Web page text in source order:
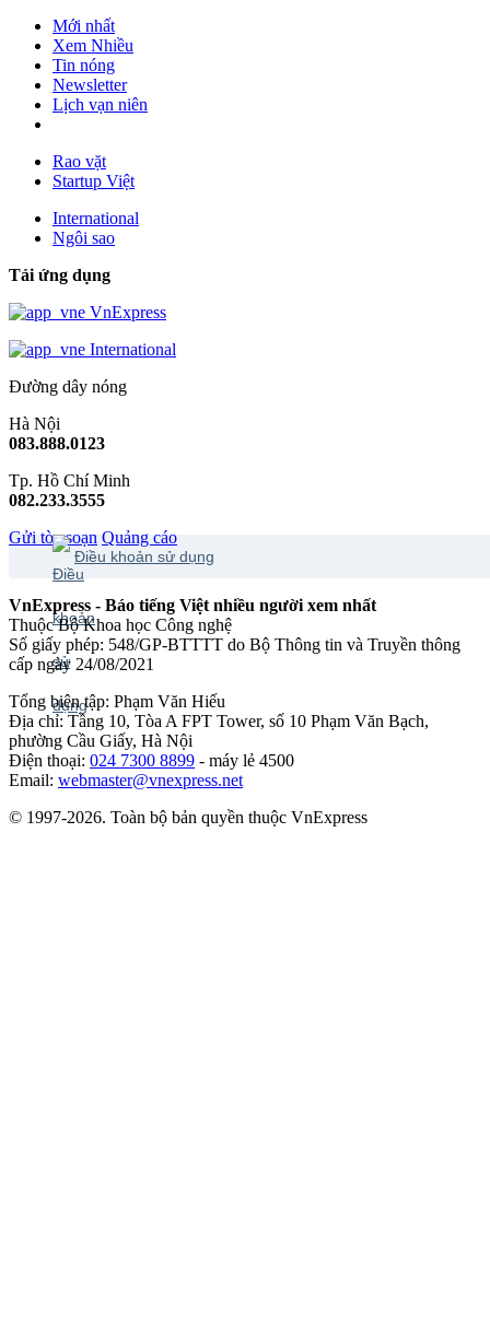
Mới nhất
Xem Nhiều
Tin nóng
Newsletter
Lịch vạn niên
Rao vặt
Startup Việt
International
Ngôi sao
Tải ứng dụng
VnExpress
International
Đường dây nóng
Hà Nội
083.888.0123
Tp. Hồ Chí Minh
082.233.3555
Gửi tòa soạn Quảng cáo
Điều khoản sử dụng
VnExpress - Báo tiếng Việt nhiều người xem nhất
Thuộc Bộ Khoa học Công nghệ
Số giấy phép: 548/GP-BTTTT do Bộ Thông tin và Truyền thông
cấp ngày 24/08/2021
Tổng biên tập: Phạm Văn Hiếu
Địa chỉ: Tầng 10, Tòa A FPT Tower, số 10 Phạm Văn Bạch,
phường Cầu Giấy, Hà Nội
Điện thoại: 024 7300 8899 - máy lẻ 4500
Email: webmaster@vnexpress.net
© 1997-2026. Toàn bộ bản quyền thuộc VnExpress